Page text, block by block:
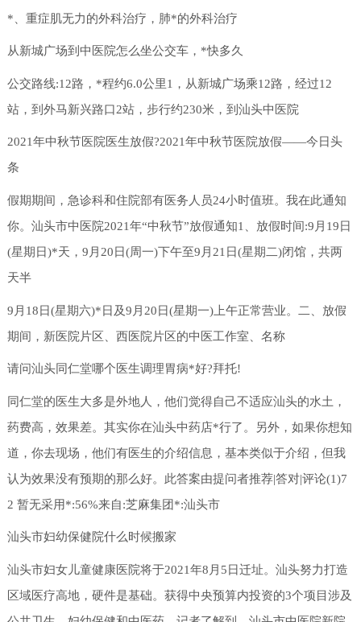
*、重症肌无力的外科治疗，肺*的外科治疗
从新城广场到中医院怎么坐公交车，*快多久
公交路线:12路，*程约6.0公里1，从新城广场乘12路，经过12
站，到外马新兴路口2站，步行约230米，到汕头中医院
2021年中秋节医院医生放假?2021年中秋节医院放假——今日头
条
假期期间，急诊科和住院部有医务人员24小时值班。我在此通知
你。汕头市中医院2021年“中秋节”放假通知1、放假时间:9月19日
(星期日)*天，9月20日(周一)下午至9月21日(星期二)闭馆，共两
天半
9月18日(星期六)*日及9月20日(星期一)上午正常营业。二、放假
期间，新医院片区、西医院片区的中医工作室、名称
请问汕头同仁堂哪个医生调理胃病*好?拜托!
同仁堂的医生大多是外地人，他们觉得自己不适应汕头的水土，
药费高，效果差。其实你在汕头中药店*行了。另外，如果你想知
道，你去现场，他们有医生的介绍信息，基本类似于介绍，但我
认为效果没有预期的那么好。此答案由提问者推荐|答对|评论(1)7
2 暂无采用*:56%来自:芝麻集团*:汕头市
汕头市妇幼保健院什么时候搬家
汕头市妇女儿童健康医院将于2021年8月5日迁址。汕头努力打造
区域医疗高地，硬件是基础。获得中央预算内投资的3个项目涉及